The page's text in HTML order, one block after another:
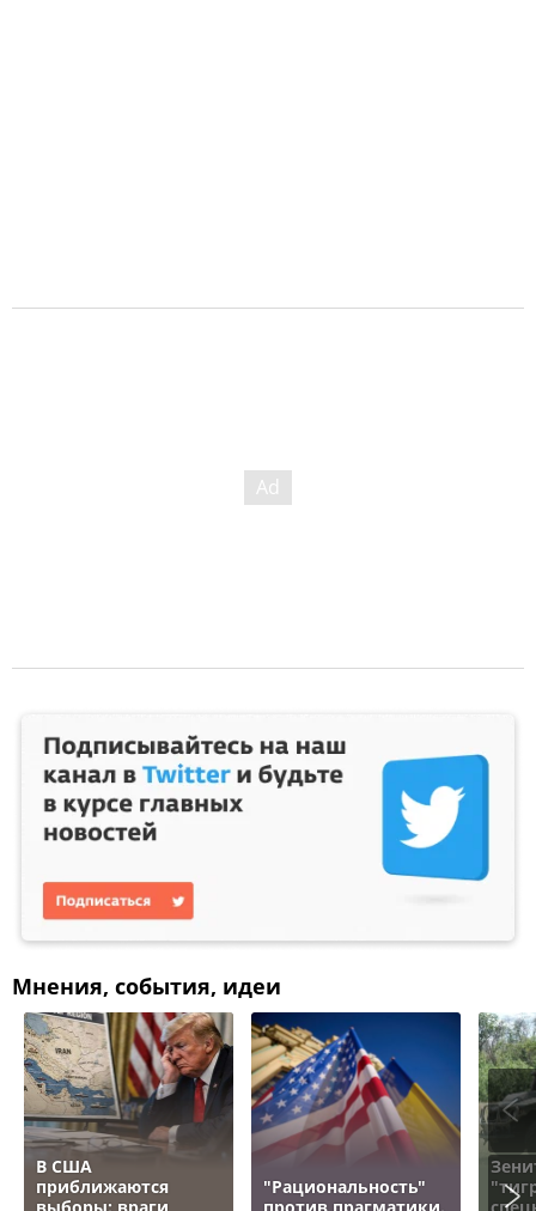
Мнения, события, идеи
В США
приближаются
"Рациональность"